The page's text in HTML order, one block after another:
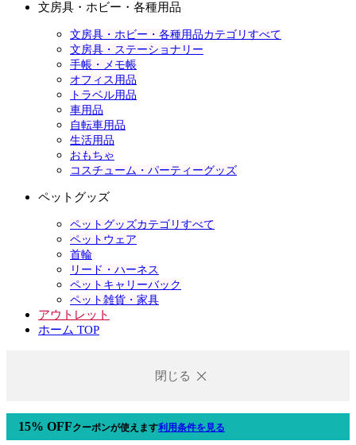
文房具・ホビー・各種用品
文房具・ホビー・各種用品カテゴリすべて
文房具・ステーショナリー
手帳・メモ帳
オフィス用品
トラベル用品
車用品
自転車用品
生活用品
おもちゃ
コスチューム・パーティーグッズ
ペットグッズ
ペットグッズカテゴリすべて
ペットウェア
首輪
リード・ハーネス
ペットキャリーバック
ペット雑貨・家具
アウトレット
ホーム TOP
閉じる
15% OFFクーポンが使えます利用条件を見る